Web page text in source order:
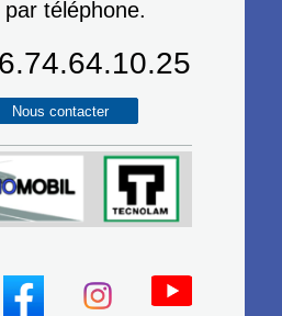
par téléphone.
Nous contacter